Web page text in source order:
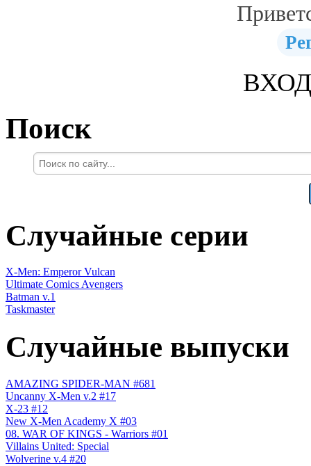
Поиск
Случайные серии
X-Men: Emperor Vulcan
Ultimate Comics Avengers
Batman v.1
Taskmaster
Случайные выпуски
AMAZING SPIDER-MAN #681
Uncanny X-Men v.2 #17
X-23 #12
New X-Men Academy X #03
08. WAR OF KINGS - Warriors #01
Villains United: Special
Wolverine v.4 #20